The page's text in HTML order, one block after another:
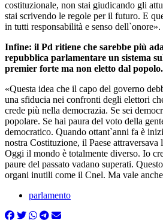
costituzionale, non stai giudicando gli
stai scrivendo le regole per il futuro. E
in tutti responsabilità e senso dell`onore».
Infine: il Pd ritiene che sarebbe più
repubblica parlamentare un sistema
premier forte ma non eletto dal
«Questa idea che il capo del governo
una sfiducia nei confronti degli elettori
crede più nella democrazia. Se sei
popolare. Se hai paura del voto della
democratico. Quando ottant`anni fa è
nostra Costituzione, il Paese
Oggi il mondo è totalmente diverso. Io
paure del passato vadano superati.
organi inutili come il Cnel. Ma vale
parlamento